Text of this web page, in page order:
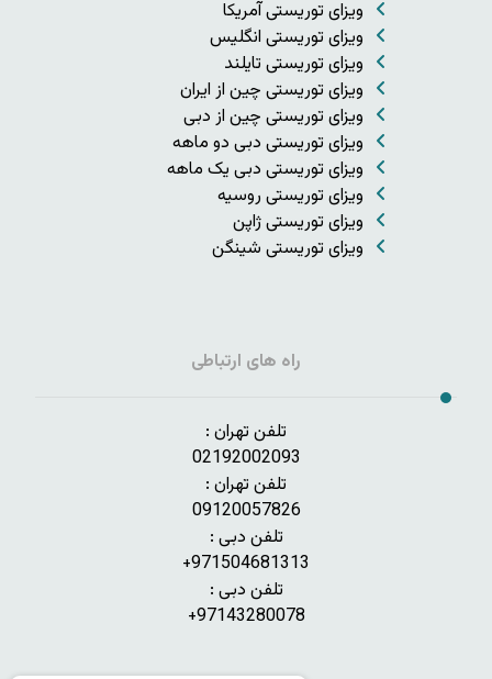
ویزای توریستی آمریکا
ویزای توریستی انگلیس
ویزای توریستی تایلند
ویزای توریستی چین از ایران
ویزای توریستی چین از دبی
ویزای توریستی دبی دو ماهه
ویزای توریستی دبی یک ماهه
ویزای توریستی روسیه
ویزای توریستی ژاپن
ویزای توریستی شینگن
راه های ارتباطی
تلفن تهران :
02192002093
تلفن تهران :
09120057826
تلفن دبی :
971504681313+
تلفن دبی :
97143280078+